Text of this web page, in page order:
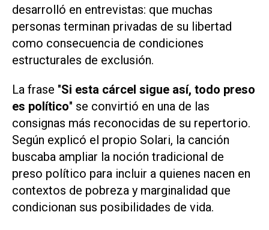
desarrolló en entrevistas: que muchas
personas terminan privadas de su libertad
como consecuencia de condiciones
estructurales de exclusión.
La frase "Si esta cárcel sigue así, todo preso
es político" se convirtió en una de las
consignas más reconocidas de su repertorio.
Según explicó el propio Solari, la canción
buscaba ampliar la noción tradicional de
preso político para incluir a quienes nacen en
contextos de pobreza y marginalidad que
condicionan sus posibilidades de vida.